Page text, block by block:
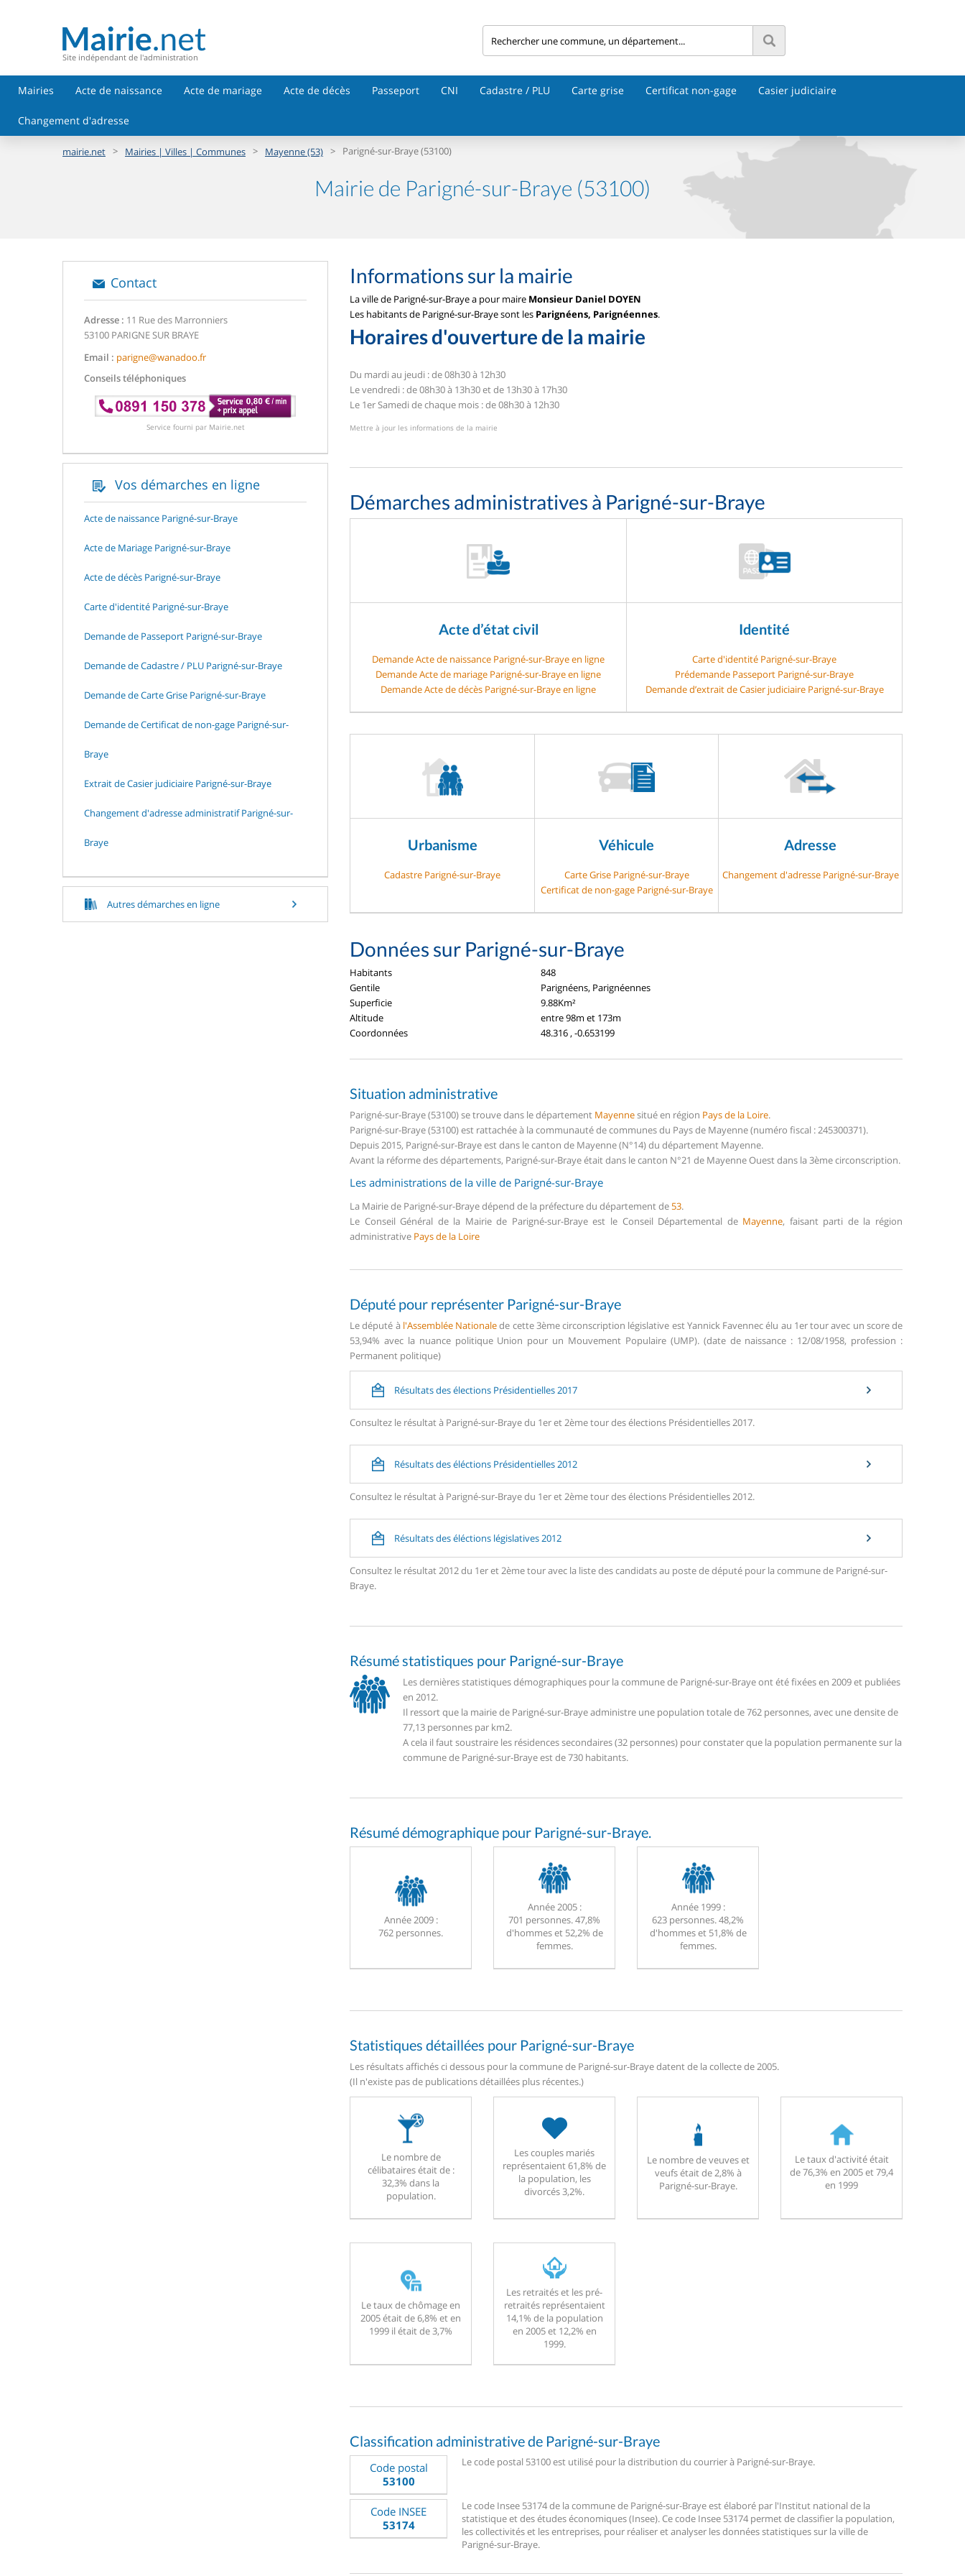
Site indépendant de l'administration
Mairies Acte de naissance Acte de mariage Acte de décès Passeport CNI Cadastre / PLU Carte grise Certificat non-gage Casier judiciaire
Changement d'adresse
mairie.net > Mairies | Villes | Communes > Mayenne (53) > Parigné-sur-Braye (53100)
Mairie de Parigné-sur-Braye (53100)
Contact
Adresse : 11 Rue des Marronniers
53100 PARIGNE SUR BRAYE
Email : parigne@wanadoo.fr
Conseils téléphoniques
Service fourni par Mairie.net
Vos démarches en ligne
Acte de naissance Parigné-sur-Braye
Acte de Mariage Parigné-sur-Braye
Acte de décès Parigné-sur-Braye
Carte d'identité Parigné-sur-Braye
Demande de Passeport Parigné-sur-Braye
Demande de Cadastre / PLU Parigné-sur-Braye
Demande de Carte Grise Parigné-sur-Braye
Demande de Certificat de non-gage Parigné-sur-
Braye
Extrait de Casier judiciaire Parigné-sur-Braye
Changement d'adresse administratif Parigné-sur-
Braye
Autres démarches en ligne
Informations sur la mairie
La ville de Parigné-sur-Braye a pour maire Monsieur Daniel DOYEN
Les habitants de Parigné-sur-Braye sont les Parignéens, Parignéennes.
Horaires d'ouverture de la mairie
Du mardi au jeudi : de 08h30 à 12h30
Le vendredi : de 08h30 à 13h30 et de 13h30 à 17h30
Le 1er Samedi de chaque mois : de 08h30 à 12h30
Mettre à jour les informations de la mairie
Démarches administratives à Parigné-sur-Braye
Acte d’état civil
Demande Acte de naissance Parigné-sur-Braye en ligne
Demande Acte de mariage Parigné-sur-Braye en ligne
Demande Acte de décès Parigné-sur-Braye en ligne
Identité
Carte d'identité Parigné-sur-Braye
Prédemande Passeport Parigné-sur-Braye
Demande d’extrait de Casier judiciaire Parigné-sur-Braye
Urbanisme
Cadastre Parigné-sur-Braye
Véhicule
Carte Grise Parigné-sur-Braye
Certificat de non-gage Parigné-sur-Braye
Adresse
Changement d'adresse Parigné-sur-Braye
Données sur Parigné-sur-Braye
Habitants
848
Gentile
Parignéens, Parignéennes
Superficie
9.88Km²
Altitude
entre 98m et 173m
Coordonnées
48.316 , -0.653199
Situation administrative
Parigné-sur-Braye (53100) se trouve dans le département Mayennesitué en région Pays de la Loire.
Parigné-sur-Braye (53100) est rattachée à la communauté de communes du Pays de Mayenne (numéro fiscal : 245300371).
Depuis 2015, Parigné-sur-Braye est dans le canton de Mayenne (N°14) du département Mayenne.
Avant la réforme des départements, Parigné-sur-Braye était dans le canton N°21 de Mayenne Ouest dans la 3ème circonscription.
Les administrations de la ville de Parigné-sur-Braye
La Mairie de Parigné-sur-Braye dépend de la préfecture du département de53.
Le Conseil Général de la Mairie de Parigné-sur-Braye est le Conseil Départemental de Mayenne, faisant parti de la région
administrative Pays de la Loire
Député pour représenter Parigné-sur-Braye
Le député à l'Assemblée Nationalede cette 3ème circonscription législative est Yannick Favennec élu au 1er tour avec un score de
53,94% avec la nuance politique Union pour un Mouvement Populaire (UMP). (date de naissance : 12/08/1958, profession :
Permanent politique)
Résultats des élections Présidentielles 2017
Consultez le résultat à Parigné-sur-Braye du 1er et 2ème tour des élections Présidentielles 2017.
Résultats des éléctions Présidentielles 2012
Consultez le résultat à Parigné-sur-Braye du 1er et 2ème tour des élections Présidentielles 2012.
Résultats des éléctions législatives 2012
Consultez le résultat 2012 du 1er et 2ème tour avec la liste des candidats au poste de député pour la commune de Parigné-sur-
Braye.
Résumé statistiques pour Parigné-sur-Braye
Les dernières statistiques démographiques pour la commune de Parigné-sur-Braye ont été fixées en 2009 et publiées
en 2012.
Il ressort que la mairie de Parigné-sur-Braye administre une population totale de 762 personnes, avec une densite de
77,13 personnes par km2.
A cela il faut soustraire les résidences secondaires (32 personnes) pour constater que la population permanente sur la
commune de Parigné-sur-Braye est de 730 habitants.
Résumé démographique pour Parigné-sur-Braye.
Année 2009 :
762 personnes.
Année 2005 :
701 personnes. 47,8%
d'hommes et 52,2% de
femmes.
Année 1999 :
623 personnes. 48,2%
d'hommes et 51,8% de
femmes.
Statistiques détaillées pour Parigné-sur-Braye
Les résultats affichés ci dessous pour la commune de Parigné-sur-Braye datent de la collecte de 2005.
(Il n'existe pas de publications détaillées plus récentes.)
Le nombre de
célibataires était de :
32,3% dans la
population.
Les couples mariés
représentaient 61,8% de
la population, les
divorcés 3,2%.
Le nombre de veuves et
veufs était de 2,8% à
Parigné-sur-Braye.
Le taux d'activité était
de 76,3% en 2005 et 79,4
en 1999
Le taux de chômage en
2005 était de 6,8% et en
1999 il était de 3,7%
Les retraités et les pré-
retraités représentaient
14,1% de la population
en 2005 et 12,2% en
1999.
Classification administrative de Parigné-sur-Braye
Code postal
53100
Le code postal 53100 est utilisé pour la distribution du courrier à Parigné-sur-Braye.
Code INSEE
53174
Le code Insee 53174 de la commune de Parigné-sur-Braye est élaboré par l'Institut national de la
statistique et des études économiques (Insee). Ce code Insee 53174 permet de classifier la population,
les collectivités et les entreprises, pour réaliser et analyser les données statistiques sur la ville de
Parigné-sur-Braye.